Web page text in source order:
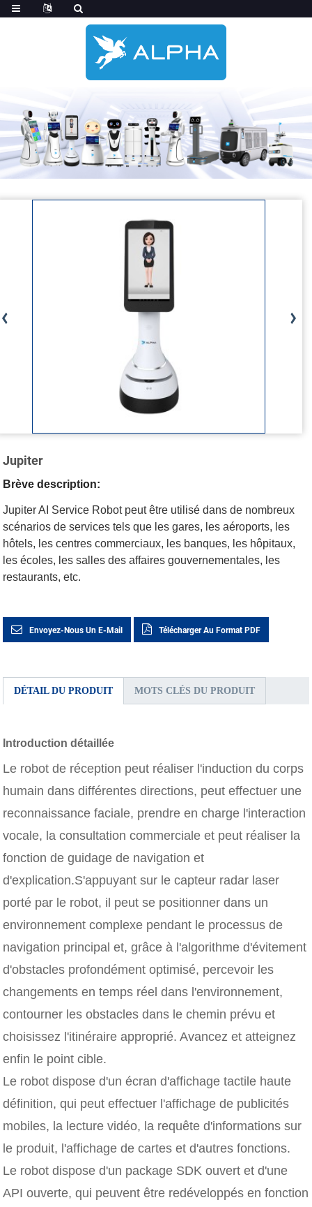
Jupiter
Brève description:
Jupiter AI Service Robot peut être utilisé dans de nombreux
scénarios de services tels que les gares, les aéroports, les
hôtels, les centres commerciaux, les banques, les hôpitaux,
les écoles, les salles des affaires gouvernementales, les
restaurants, etc.
Envoyez-Nous Un E-Mail Télécharger Au Format PDF
DÉTAIL DU PRODUIT MOTS CLÉS DU PRODUIT
Introduction détaillée
Le robot de réception peut réaliser l'induction du corps
humain dans différentes directions, peut effectuer une
reconnaissance faciale, prendre en charge l'interaction
vocale, la consultation commerciale et peut réaliser la
fonction de guidage de navigation et
d'explication.S'appuyant sur le capteur radar laser
porté par le robot, il peut se positionner dans un
environnement complexe pendant le processus de
navigation principal et, grâce à l'algorithme d'évitement
d'obstacles profondément optimisé, percevoir les
changements en temps réel dans l'environnement,
contourner les obstacles dans le chemin prévu et
choisissez l'itinéraire approprié. Avancez et atteignez
enfin le point cible.
Le robot dispose d'un écran d'affichage tactile haute
définition, qui peut effectuer l'affichage de publicités
mobiles, la lecture vidéo, la requête d'informations sur
le produit, l'affichage de cartes et d'autres fonctions.
Le robot dispose d'un package SDK ouvert et d'une
API ouverte, qui peuvent être redéveloppés en fonction